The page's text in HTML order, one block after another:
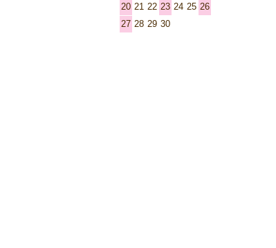
20 21 22 23 24 25 26
27 28 29 30